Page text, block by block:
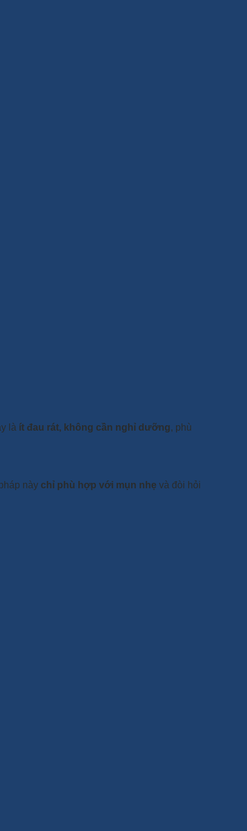
là ít đau rát, không cần nghỉ dưỡng, phù
này chỉ phù hợp với mụn nhẹ và đòi hỏi